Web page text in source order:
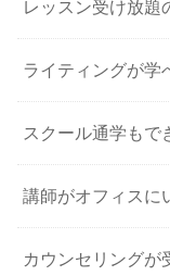
レッスン受け放題
ライティングが学
スクール通学もで
講師がオフィスに
カウンセリングが